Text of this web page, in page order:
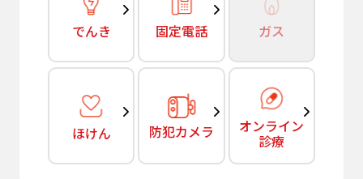
でんき 固定電話 ガス
ほけん 防犯カメラ オンライン
診療